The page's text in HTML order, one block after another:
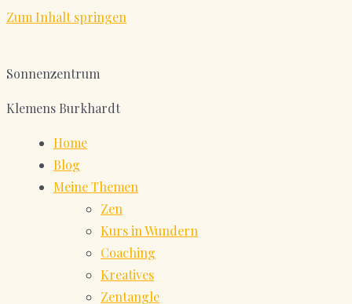
Zum Inhalt springen
Sonnenzentrum
Klemens Burkhardt
Home
Blog
Meine Themen
Zen
Kurs in Wundern
Coaching
Kreatives
Zentangle